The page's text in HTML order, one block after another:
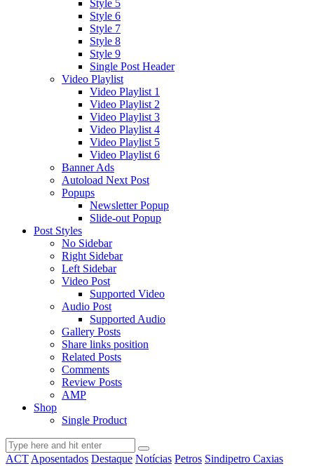
Style 5
Style 6
Style 7
Style 8
Style 9
Single Post Header
Video Playlist
Video Playlist 1
Video Playlist 2
Video Playlist 3
Video Playlist 4
Video Playlist 5
Video Playlist 6
Banner Ads
Autoload Next Post
Popups
Newsletter Popup
Slide-out Popup
Post Styles
No Sidebar
Right Sidebar
Left Sidebar
Video Post
Supported Video
Audio Post
Supported Audio
Gallery Posts
Share links position
Related Posts
Comments
Review Posts
AMP
Shop
Single Product
ACT Aposentados Destaque Notícias Petros Sindipetro Caxias